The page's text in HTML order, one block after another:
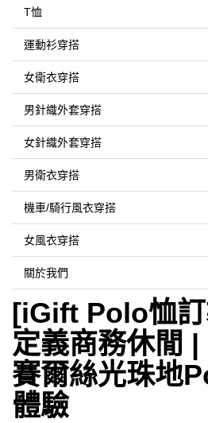
T恤
運動衫穿搭
女衛衣穿搭
男針織外套穿搭
女針織外套穿搭
男衛衣穿搭
機車/騎行風衣穿搭
女風衣穿搭
關於我們
[iGift Polo恤
定義商務休閒
賽爾絲光珠地
體驗